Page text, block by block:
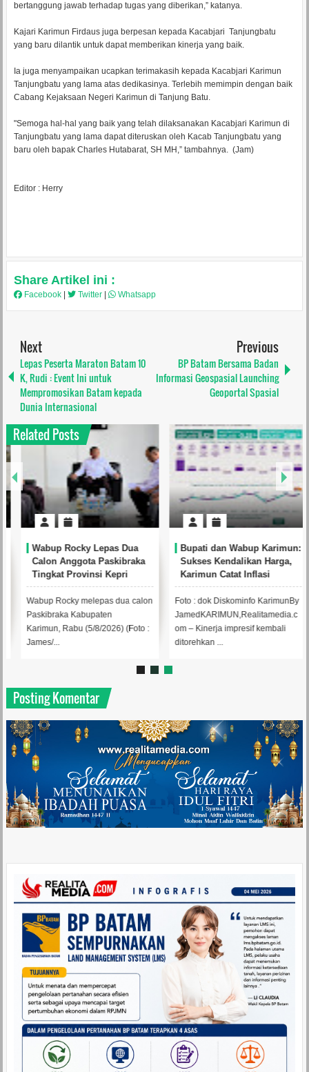
bertanggung jawab terhadap tugas yang diberikan,” katanya.
Kajari Karimun Firdaus juga berpesan kepada Kacabjari Tanjungbatu
yang baru dilantik untuk dapat memberikan kinerja yang baik.
Ia juga menyampaikan ucapkan terimakasih kepada Kacabjari Karimun
Tanjungbatu yang lama atas dedikasinya. Terlebih memimpin dengan baik
Cabang Kejaksaan Negeri Karimun di Tanjung Batu.
"Semoga hal-hal yang baik yang telah dilaksanakan Kacabjari Karimun di
Tanjungbatu yang lama dapat diteruskan oleh Kacab Tanjungbatu yang
baru oleh bapak Charles Hutabarat, SH MH,” tambahnya. (Jam)
Editor : Herry
Share Artikel ini :
Facebook Twitter Whatsapp
Next
Lepas Peserta Maraton Batam 10
K, Rudi : Event Ini untuk
Mempromosikan Batam kepada
Dunia Internasional
Previous
BP Batam Bersama Badan
Informasi Geospasial Launching
Geoportal Spasial
Related Posts
Wabup Rocky Lepas Dua
Calon Anggota Paskibraka
Tingkat Provinsi Kepri
Tahun 2026
Wabup Rocky melepas dua calon
Paskibraka Kabupaten
Karimun, Rabu (5/8/2026) (Foto :
James/...
Bupati dan Wabup Karimun:
Sukses Kendalikan Harga,
Karimun Catat Inflasi
Terendah se-Kepri di Juli
2026
Foto : dok Diskominfo KarimunBy
JamedKARIMUN,Realitamedia.c
om – Kinerja impresif kembali
ditorehkan ...
Posting Komentar